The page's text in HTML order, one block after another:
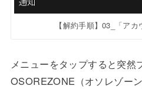
【解約手順】03_「ア
メニューをタップすると突然
OSOREZONE（オソレゾー